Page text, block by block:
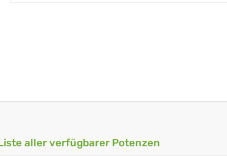
aller verfügbarer Potenzen